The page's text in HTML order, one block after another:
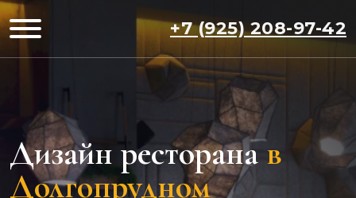
+7 (925) 208-97-42
Дизайн ресторана в
Долгопрудном